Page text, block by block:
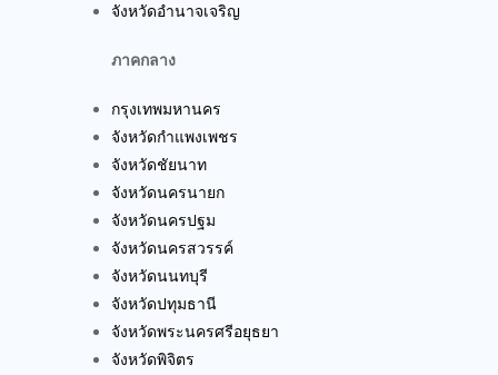
จังหวัดอำนาจเจริญ
ภาคกลาง
กรุงเทพมหานคร
จังหวัดกำแพงเพชร
จังหวัดชัยนาท
จังหวัดนครนายก
จังหวัดนครปฐม
จังหวัดนครสวรรค์
จังหวัดนนทบุรี
จังหวัดปทุมธานี
จังหวัดพระนครศรีอยุธยา
จังหวัดพิจิตร